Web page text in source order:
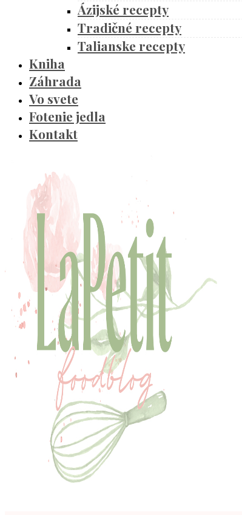
Ázijské recepty
Tradičné recepty
Talianske recepty
Kniha
Záhrada
Vo svete
Fotenie jedla
Kontakt